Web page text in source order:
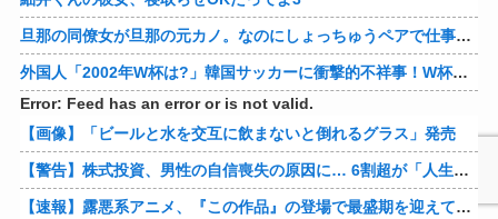
旦那の同僚女が旦那の元カノ。なのにしょっちゅうペアで仕事してて遅くまで残業したり二人で出張に行ったり。なんで「今度の出張は一人で行く」って嘘つくのかな
外国人「2002年W杯は?」韓国サッカーに衝撃的不祥事！W杯予選でレフリーへの性的接待発覚！海外騒然！【海外の反応】
Error: Feed has an error or is not valid.
【画像】「ビールと水を交互に飲まないと倒れるグラス」発売
【警告】株式投資、男性の自信喪失の原因に… 6割超が「人生の敗者」自認
【速報】露悪系アニメ、『この作品』の登場で最盛期を迎えてしまう…